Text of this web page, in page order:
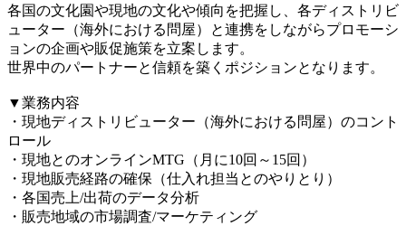
各国の文化園や現地の文化や傾向を把握し、各ディストリビ
ューター（海外における問屋）と連携をしながらプロモーシ
ョンの企画や販促施策を立案します。
世界中のパートナーと信頼を築くポジションとなります。
▼業務内容
・現地ディストリビューター（海外における問屋）のコント
ロール
・現地とのオンラインMTG（月に10回～15回）
・現地販売経路の確保（仕入れ担当とのやりとり）
・各国売上/出荷のデータ分析
・販売地域の市場調査/マーケティング